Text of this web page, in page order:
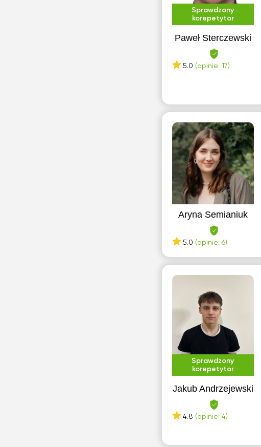
Sprawdzony
korepetytor
Paweł Sterczewski
5.0 (opinie: 17)
Aryna Semianiuk
5.0 (opinie: 6)
Sprawdzony
korepetytor
Jakub Andrzejewski
4.8 (opinie: 4)